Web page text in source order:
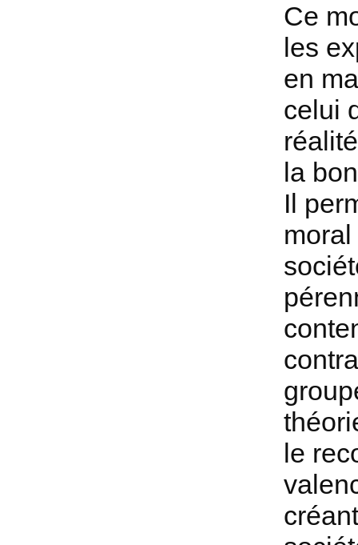
Ce
les
en
celui
la
Il
le